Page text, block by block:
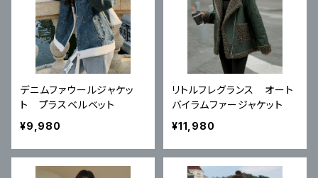
デニムファウールジャケッ
ト プラスベルベット
¥9,980
リトルフレグランス オート
バイラムファージャケット
¥11,980